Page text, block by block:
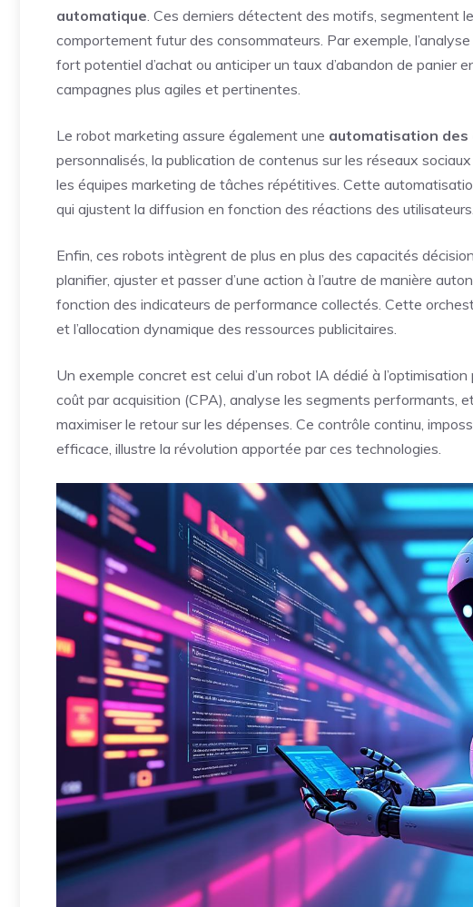
automatique. Ces derniers détectent des motifs, segmentent
comportement futur des consommateurs. Par exemple,
fort potentiel d’achat ou anticiper un taux d’abandon de panier
campagnes plus agiles et pertinentes.
Le robot marketing assure également une automatisation des
personnalisés, la publication de contenus sur les réseaux
les équipes marketing de tâches répétitives. Cette
qui ajustent la diffusion en fonction des réactions des utilisateurs.
Enfin, ces robots intègrent de plus en plus des capacités
planifier, ajuster et passer d’une action à l’autre de manière
fonction des indicateurs de performance collectés. Cette
et l’allocation dynamique des ressources publicitaires.
Un exemple concret est celui d’un robot IA dédié à
coût par acquisition (CPA), analyse les segments performants,
maximiser le retour sur les dépenses. Ce contrôle continu,
efficace, illustre la révolution apportée par ces technologies.